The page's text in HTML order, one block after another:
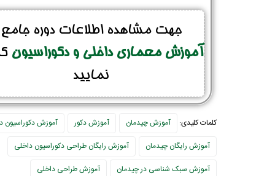
جهت مشاهده اطلاعات دوره جامع
آموزش معماری داخلی و دکوراسیون
نمایید
کلمات کلیدی: آموزش چیدمان آموزش دکور
آموزش دکوراسیون
آموزش رایگان چیدمان
آموزش رایگان طراحی دکوراسیون داخلی
آموزش سبک شناسی در چیدمان
آموزش طراحی داخلی